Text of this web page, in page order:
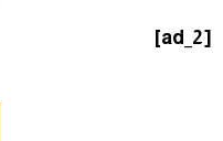
[ad_2]